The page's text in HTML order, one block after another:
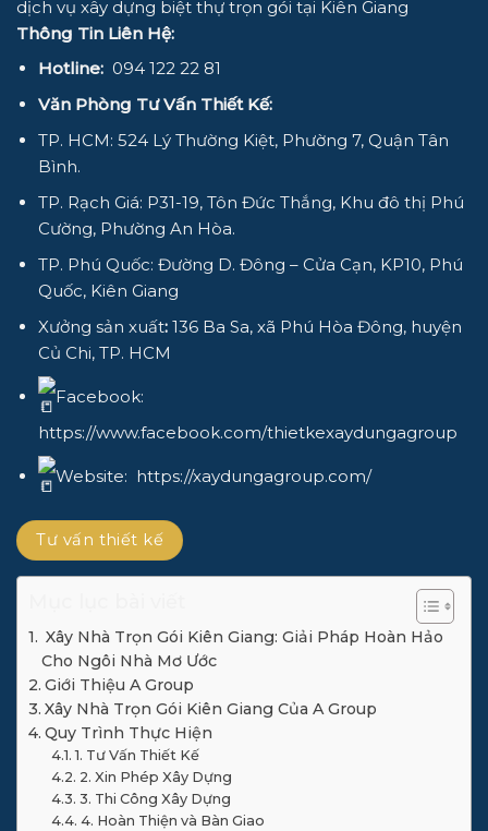
dịch vụ xây dựng biệt thự trọn gói tại Kiên Giang
Thông Tin Liên Hệ:
Hotline:094 122 22 81
Văn Phòng Tư Vấn Thiết Kế:
TP. HCM: 524 Lý Thường Kiệt, Phường 7, Quận Tân
Bình.
TP. Rạch Giá: P31-19, Tôn Đức Thắng, Khu đô thị Phú
Cường, Phường An Hòa.
TP. Phú Quốc: Đường D. Đông – Cửa Cạn, KP10, Phú
Quốc, Kiên Giang
Xưởng sản xuất:136 Ba Sa, xã Phú Hòa Đông, huyện
Củ Chi, TP. HCM
Facebook:
https://www.facebook.com/thietkexaydungagroup
Website: https://xaydungagroup.com/
Tư vấn thiết kế
Xây Nhà Trọn Gói Kiên Giang: Giải Pháp Hoàn Hảo
Cho Ngôi Nhà Mơ Ước
Giới Thiệu A Group
Xây Nhà Trọn Gói Kiên Giang Của A Group
Quy Trình Thực Hiện
1. Tư Vấn Thiết Kế
2. Xin Phép Xây Dựng
3. Thi Công Xây Dựng
4. Hoàn Thiện và Bàn Giao